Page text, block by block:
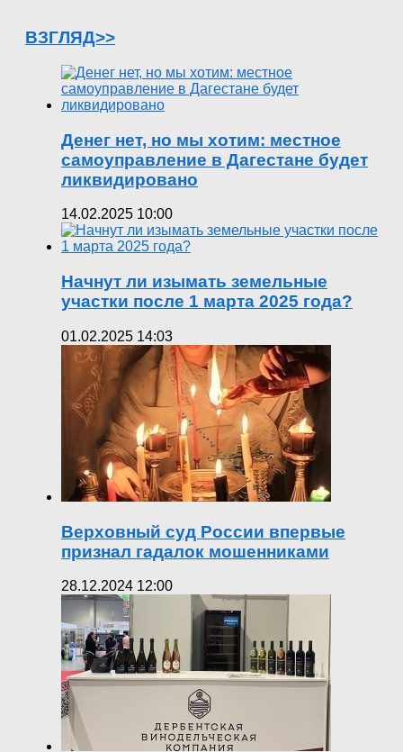
ВЗГЛЯД>>
Денег нет, но мы хотим: местное
самоуправление в Дагестане будет
ликвидировано
14.02.2025 10:00
Начнут ли изымать земельные
участки после 1 марта 2025 года?
01.02.2025 14:03
Верховный суд России впервые
признал гадалок мошенниками
28.12.2024 12:00